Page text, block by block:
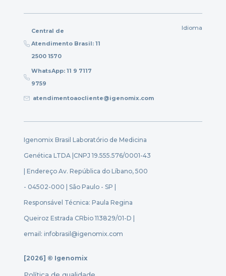
Central de
Atendimento Brasil: 11
2500 1570
WhatsApp: 11 9 7117
9759
atendimentoaocliente@igenomix.com
Idioma
Igenomix Brasil Laboratório de Medicina
Genética LTDA |CNPJ 19.555.576/0001-43
| Endereço Av. República do Líbano, 500
- 04502-000 | São Paulo - SP |
Responsável Técnica: Paula Regina
Queiroz Estrada CRbio 113829/01-D |
email: infobrasil@igenomix.com
[2026] © Igenomix